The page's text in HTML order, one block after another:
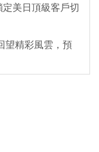
美日頂級客戶切
望精彩風雲，預